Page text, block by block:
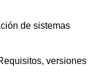
de sistemas
versiones